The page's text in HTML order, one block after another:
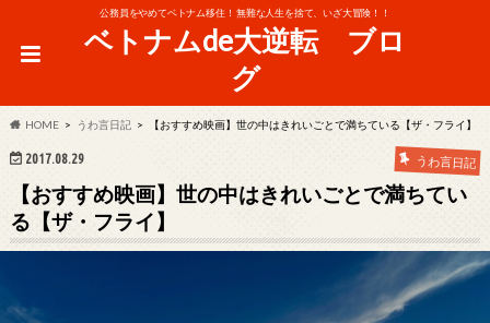
公務員をやめてベトナム移住！ 無難な人生を捨て、いざ大冒険！！
ベトナムde大逆転 ブロ
グ
HOME うわ言日記 【おすすめ映画】世の中はきれいごとで満ちている【ザ・フライ】
2017.08.29 うわ言日記
【おすすめ映画】世の中はきれいごとで満ちてい
る【ザ・フライ】